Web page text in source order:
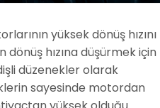
yüksek dönüş hızını
hızına düşürmek için
düzenekler olarak
sayesinde motordan